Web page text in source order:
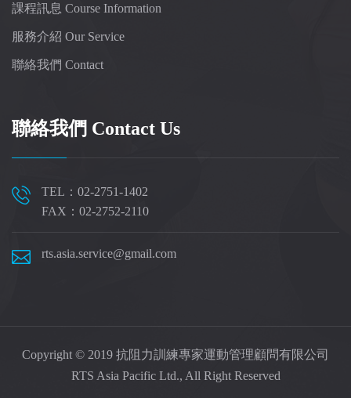
課程訊息 Course Information
服務介紹 Our Service
聯絡我們 Contact
聯絡我們 Contact Us
TEL：02-2751-1402
FAX：02-2752-2110
rts.asia.service@gmail.com
Copyright © 2019 抗阻力訓練專家運動管理顧問有限公司
RTS Asia Pacific Ltd., All Right Reserved